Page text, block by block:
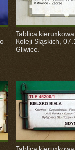
Tablica
Koleji Śląskich,
Gliwice.